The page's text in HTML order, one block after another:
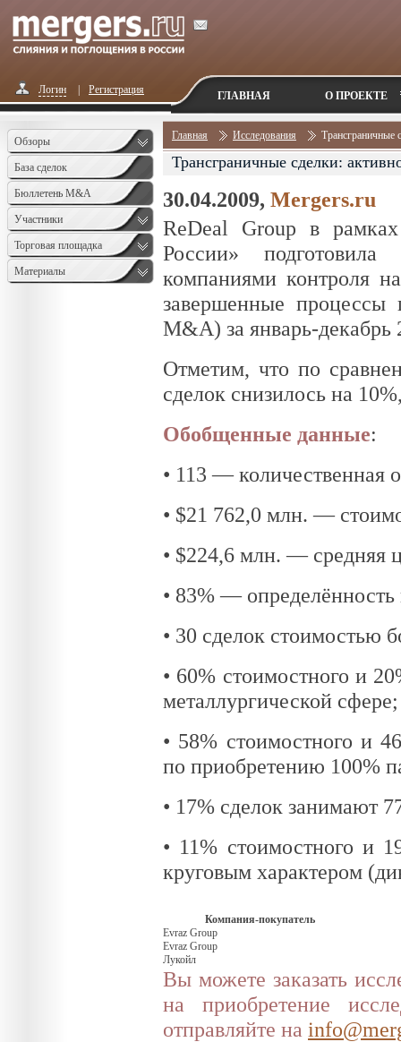
Логин Регистрация ГЛАВНАЯ О ПРОЕКТЕ
Обзоры
База сделок
Бюллетень M&A
Monthly
Участники
Торговая площадка
Материалы
Главная Исследования Трансграничные
Трансграничные сделки:
30.04.2009, Mergers.ru
ReDeal Group в
России»
компаниями контроля
завершенные процессы
M&A) за январь-декабрь
Отметим, что по
сделок снизилось на
Обобщенные данные:
• 113 — количественная
• $21 762,0 млн. —
• $224,6 млн. — средняя
• 83% —
• 30 сделок стоимостью
• 60% стоимостного и
металлургической сфере;
• 58% стоимостного и
по приобретению 100%
• 17% сделок занимают
• 11% стоимостного и
круговым характером
Компания-покупатель
Evraz Group
Evraz Group
Лукойл
Вы можете заказать
на приобретение
отправляйте на